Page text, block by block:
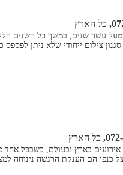
כל הארץ
מעל עשר שנים, במשך כל השנים
צילום ייחודי שלא ניתן
כל הארץ
אירועים בארץ ובעולם, כשבכל אחד
כנפי הם הענקת הרגשה נינוחה